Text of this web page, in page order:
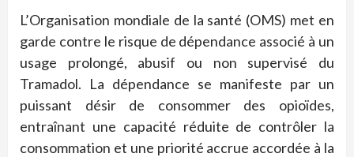
L’Organisation mondiale de la santé (OMS) met en
garde contre le risque de dépendance associé à un
usage prolongé, abusif ou non supervisé du
Tramadol. La dépendance se manifeste par un
puissant désir de consommer des opioïdes,
entraînant une capacité réduite de contrôler la
consommation et une priorité accrue accordée à la